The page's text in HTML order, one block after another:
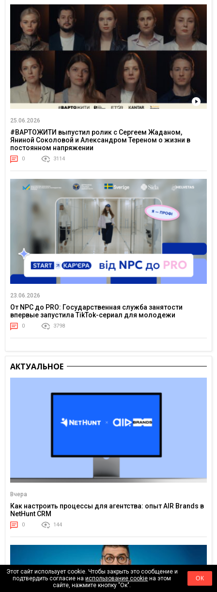
25.06.2026
#ВАРТОЖИТИ выпустил ролик с Сергеем Жаданом,
Яниной Соколовой и Александром Тереном о жизни в
постоянном напряжении
0 3114
23.06.2026
От NPC до PRO: Государственная служба занятости
впервые запустила TikTok-сериал для молодежи
0 3798
АКТУАЛЬНОЕ
Вчера
Как настроить процессы для агентства: опыт AIR Brands в
NetHunt CRM
0 144
Этот сайт использует cookie. Чтобы закрыть это сообщение и
подтвердить согласие наиспользование cookie на этом
сайте, нажмите кнопку "Ок".
ОК